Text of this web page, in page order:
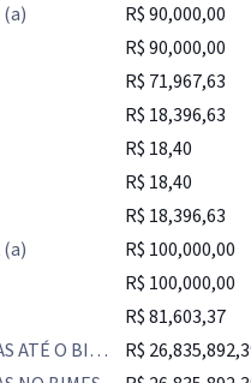
(a)
R$ 90,000,00
R$ 90,000,00
R$ 71,967,63
R$ 18,396,63
R$ 18,40
R$ 18,40
R$ 18,396,63
(a)
R$ 100,000,00
R$ 100,000,00
R$ 81,603,37
ATÉ O BI…
R$